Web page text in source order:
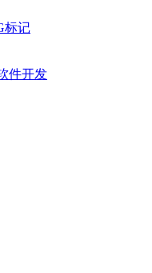
标记
件开发